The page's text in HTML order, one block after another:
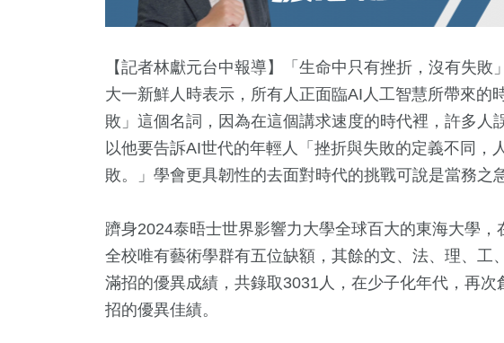
【記者林獻元台中報導】「生命中只有挫折，沒有失
大一新鮮人時表示，所有人正面臨AI人工智慧所帶來的
敗」這個名詞，因為在這個講求速度的時代裡，許多人
以他要告訴AI世代的年輕人「挫折與失敗的定義不同，
敗。」學會更具韌性的去面對時代的挑戰可說是當務之急
躋身2024泰晤士世界影響力大學全球百大的東海大學，
全校唯有藝術學群有五位缺額，其餘的文、法、理、工
滿招的優異成績，共錄取3031人，在少子化年代，再
招的優異佳績。
+
福建林公信俗文
16+
2024總統大選
1+
兩岸藝苑天地
1461 +
社會